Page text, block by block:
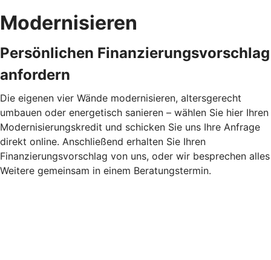
Modernisieren
Persönlichen Finanzierungsvorschlag
anfordern
Die eigenen vier Wände modernisieren, altersgerecht
umbauen oder energetisch sanieren – wählen Sie hier Ihren
Modernisierungskredit und schicken Sie uns Ihre Anfrage
direkt online. Anschließend erhalten Sie Ihren
Finanzierungsvorschlag von uns, oder wir besprechen alles
Weitere gemeinsam in einem Beratungstermin.